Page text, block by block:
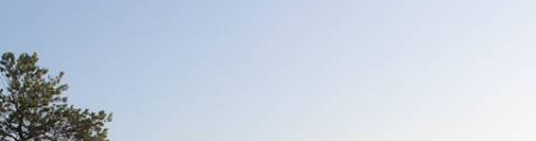
Combiner l'esprit gothico-cool de la capitale aux paysages vivifiants du
premier parc national du pays
6 jours, de CHF 1800 à CHF 2600